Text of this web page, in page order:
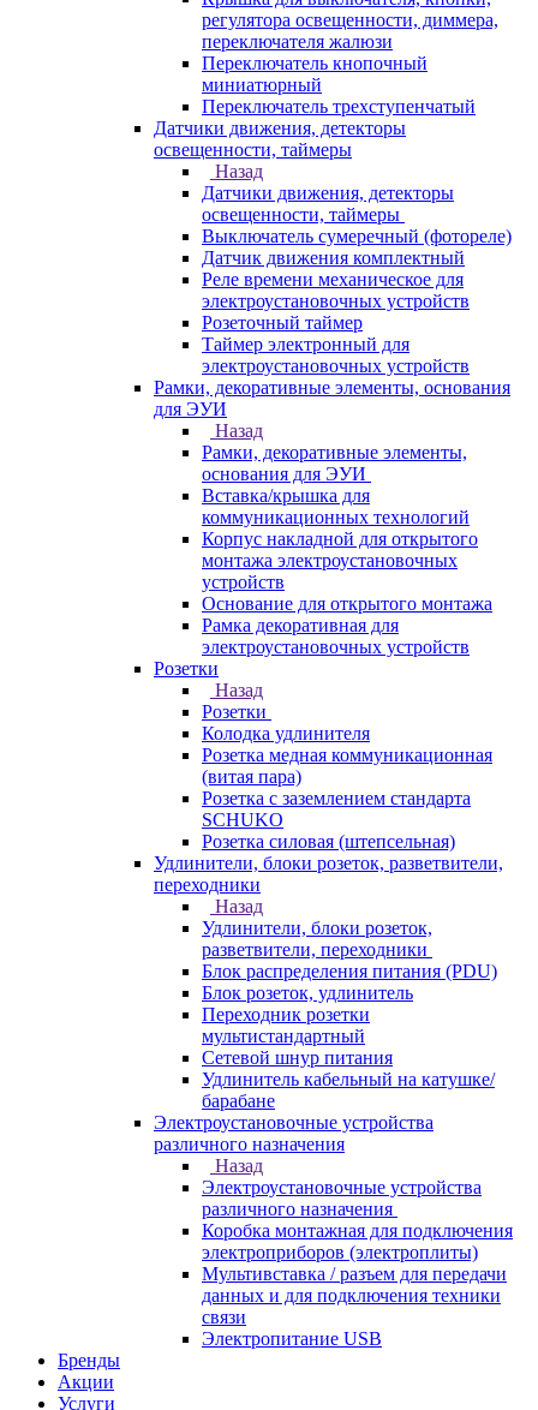
регулятора освещенности, диммера,
переключателя жалюзи
Переключатель кнопочный
миниатюрный
Переключатель трехступенчатый
Датчики движения, детекторы
освещенности, таймеры
Назад
Датчики движения, детекторы
освещенности, таймеры
Выключатель сумеречный (фотореле)
Датчик движения комплектный
Реле времени механическое для
электроустановочных устройств
Розеточный таймер
Таймер электронный для
электроустановочных устройств
Рамки, декоративные элементы, основания
для ЭУИ
Назад
Рамки, декоративные элементы,
основания для ЭУИ
Вставка/крышка для
коммуникационных технологий
Корпус накладной для открытого
монтажа электроустановочных
устройств
Основание для открытого монтажа
Рамка декоративная для
электроустановочных устройств
Розетки
Назад
Розетки
Колодка удлинителя
Розетка медная коммуникационная
(витая пара)
Розетка с заземлением стандарта
SCHUKO
Розетка силовая (штепсельная)
Удлинители, блоки розеток, разветвители,
переходники
Назад
Удлинители, блоки розеток,
разветвители, переходники
Блок распределения питания (PDU)
Блок розеток, удлинитель
Переходник розетки
мультистандартный
Сетевой шнур питания
Удлинитель кабельный на катушке/
барабане
Электроустановочные устройства
различного назначения
Назад
Электроустановочные устройства
различного назначения
Коробка монтажная для подключения
электроприборов (электроплиты)
Мультивставка / разъем для передачи
данных и для подключения техники
связи
Электропитание USB
Бренды
Акции
Услуги